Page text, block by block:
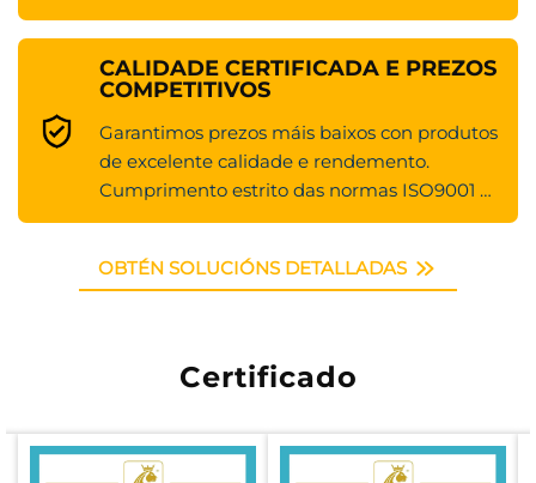
CALIDADE CERTIFICADA E PREZOS
COMPETITIVOS
Garantimos prezos máis baixos con produtos
de excelente calidade e rendemento.
Cumprimento estrito das normas ISO9001 e
do certificado CE.
OBTÉN SOLUCIÓNS DETALLADAS
Certificado